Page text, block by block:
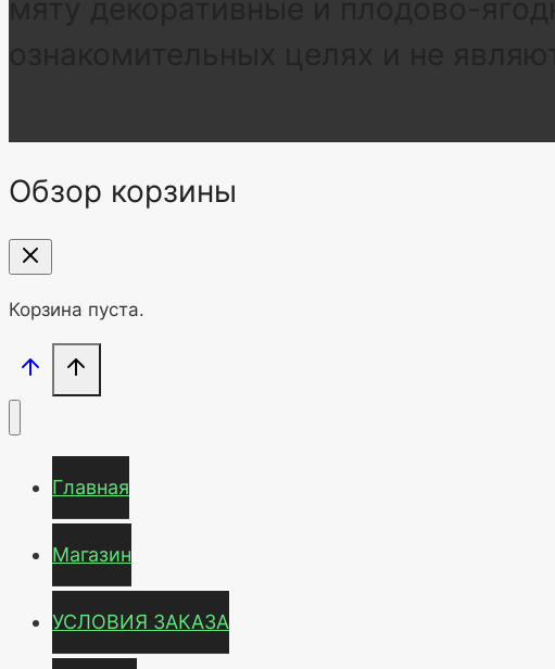
Обзор корзины
Корзина пуста.
Главная
Магазин
УСЛОВИЯ ЗАКАЗА